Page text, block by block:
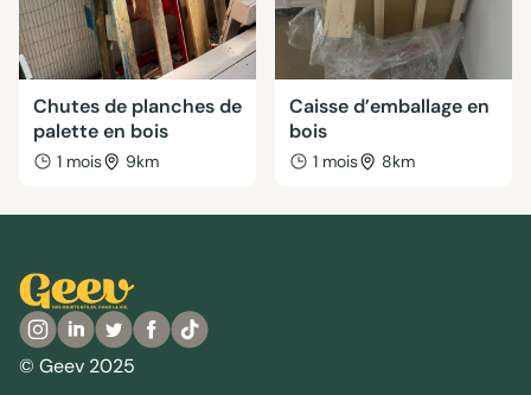
Chutes de planches de
palette en bois
1 mois 9km
Caisse d’emballage en
bois
1 mois 8km
© Geev 2025